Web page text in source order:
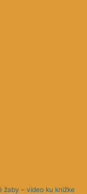
žaby – video ku knižke